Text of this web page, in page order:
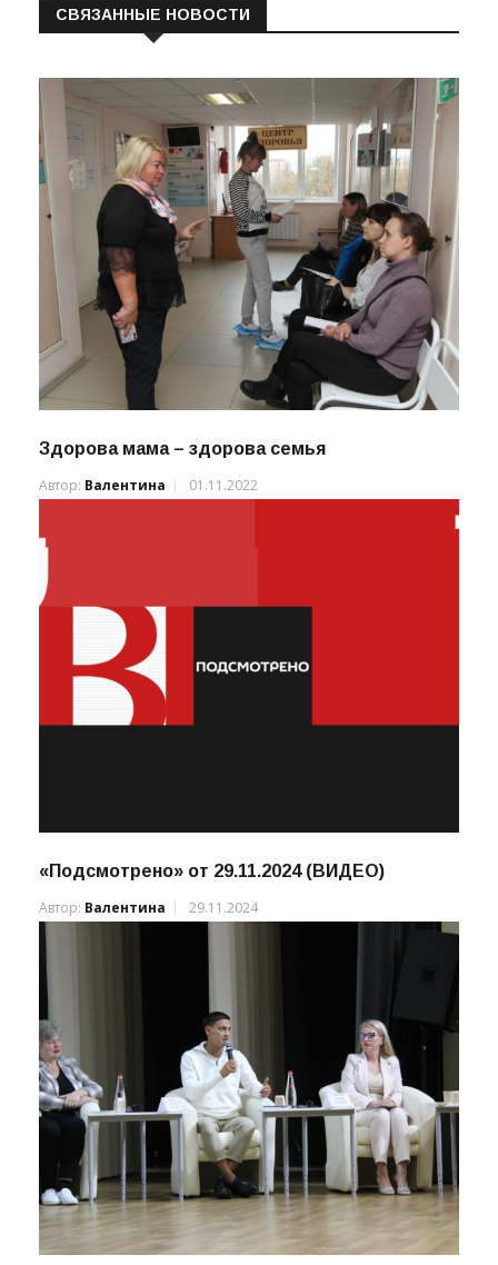
Здорова мама – здорова семья
Автор:
«Подсмотрено» от 29.11.2024 (ВИДЕО)